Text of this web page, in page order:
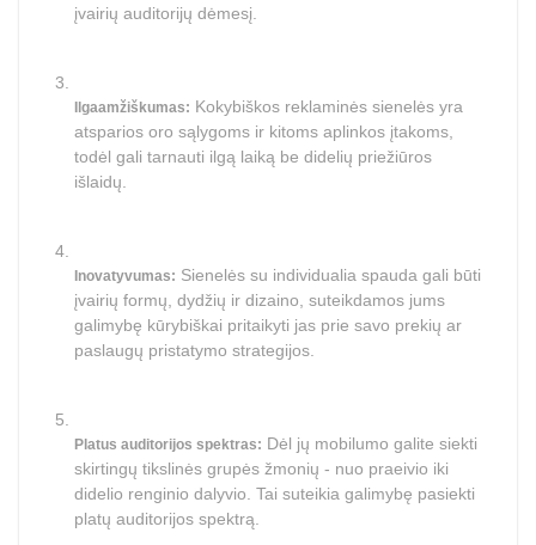
įvairių auditorijų dėmesį.
Ilgaamžiškumas: Kokybiškos reklaminės sienelės yra
atsparios oro sąlygoms ir kitoms aplinkos įtakoms,
todėl gali tarnauti ilgą laiką be didelių priežiūros
išlaidų.
Inovatyvumas: Sienelės su individualia spauda gali būti
įvairių formų, dydžių ir dizaino, suteikdamos jums
galimybę kūrybiškai pritaikyti jas prie savo prekių ar
paslaugų pristatymo strategijos.
Platus auditorijos spektras: Dėl jų mobilumo galite siekti
skirtingų tikslinės grupės žmonių - nuo praeivio iki
didelio renginio dalyvio. Tai suteikia galimybę pasiekti
platų auditorijos spektrą.